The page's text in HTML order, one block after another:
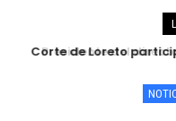
Corte de Loreto
Presidente del